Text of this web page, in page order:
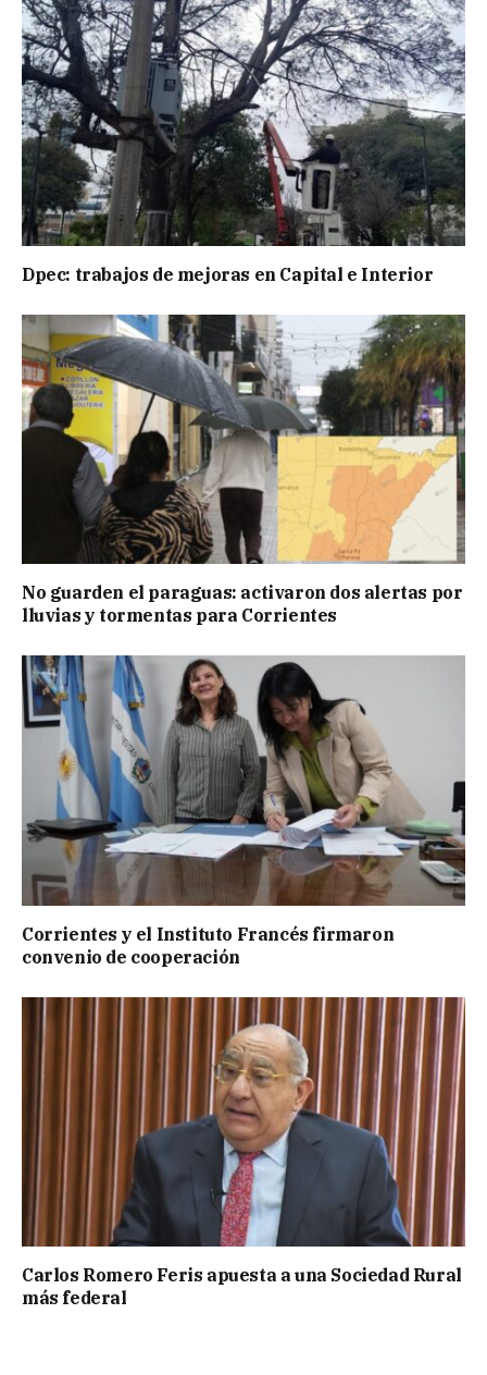
Dpec: trabajos de mejoras en Capital e Interior
No guarden el paraguas: activaron dos alertas por
lluvias y tormentas para Corrientes
Corrientes y el Instituto Francés firmaron
convenio de cooperación
Carlos Romero Feris apuesta a una Sociedad Rural
más federal